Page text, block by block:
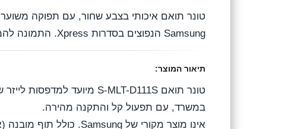
Samsung הנפוצים בסדרות Xpress. התמונה להמחשה בלבד.
תיאור המוצר:
במשרד, עם תפעול קל והתקנה מהירה.
אינו מוצר מקורי של Samsung. כולל תוף מובנה (אין צורך בתוף נפרד).